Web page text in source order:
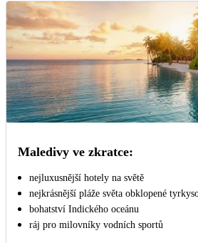
Maledivy ve zkratce:
nejluxusnější hotely na světě
nejkrásnější pláže světa obklopené
bohatství Indického oceánu
ráj pro milovníky vodních sportů